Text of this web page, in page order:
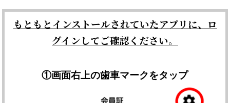
もともとインストールされていたアプリに、ロ
グインしてご確認ください。
①画面右上の歯車マークをタップ